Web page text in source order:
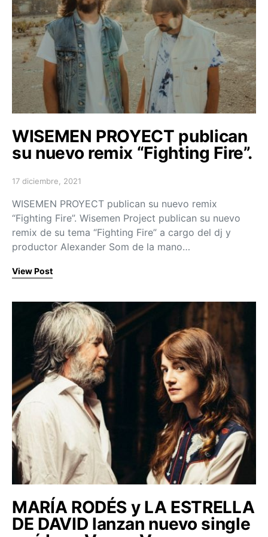
WISEMEN PROYECT publican
su nuevo remix “Fighting Fire”.
Posted on
17 diciembre, 2021
WISEMEN PROYECT publican su nuevo remix
“Fighting Fire”. Wisemen Project publican su nuevo
remix de su tema “Fighting Fire” a cargo del dj y
productor Alexander Som de la mano…
View Post
MARÍA RODÉS y LA ESTRELLA
DE DAVID lanzan nuevo single